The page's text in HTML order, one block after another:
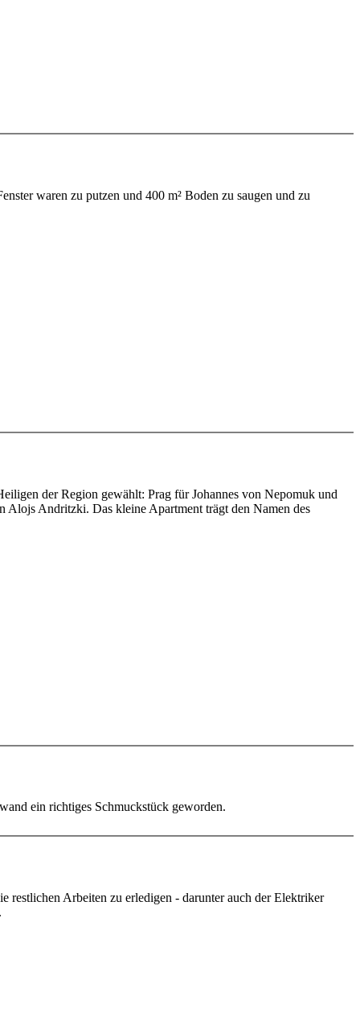
waren zu putzen und 400 m² Boden zu saugen und zu
der Region gewählt: Prag für Johannes von Nepomuk und
Andritzki. Das kleine Apartment trägt den Namen des
ein richtiges Schmuckstück geworden.
restlichen Arbeiten zu erledigen - darunter auch der Elektriker